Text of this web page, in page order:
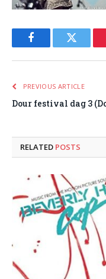
FacebookTwitter
PREVIOUS ARTICLE
Dour festival dag 3
RELATED POSTS